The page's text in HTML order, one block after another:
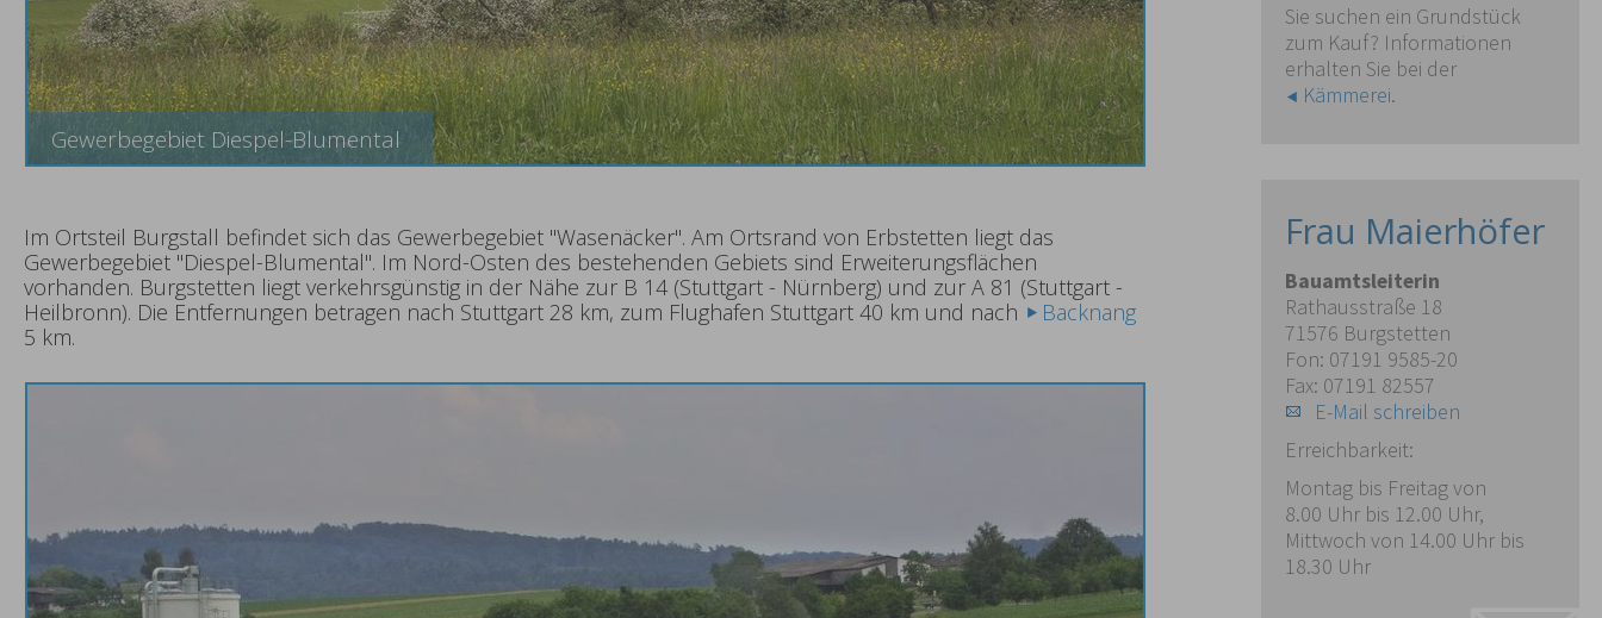
Gewerbegebiet Diespel-Blumental
Im Ortsteil Burgstall befindet sich das Gewerbegebiet "Wasenäcker". Am Ortsrand von Erbstetten liegt das
Gewerbegebiet "Diespel-Blumental". Im Nord-Osten des bestehenden Gebiets sind Erweiterungsflächen
vorhanden. Burgstetten liegt verkehrsgünstig in der Nähe zur B 14 (Stuttgart - Nürnberg) und zur A 81 (Stuttgart -
Heilbronn). Die Entfernungen betragen nach Stuttgart 28 km, zum Flughafen Stuttgart 40 km und nach
Backnang
5 km.
Sie suchen ein Grundstück
zum Kauf? Informationen
erhalten Sie bei der
Kämmerei.
Frau Maierhöfer
Bauamtsleiterin
Rathausstraße 18
71576 Burgstetten
Fon: 07191 9585-20
Fax: 07191 82557
E-Mail schreiben
Erreichbarkeit:
Montag bis Freitag von
8.00 Uhr bis 12.00 Uhr,
Mittwoch von 14.00 Uhr bis
18.30 Uhr